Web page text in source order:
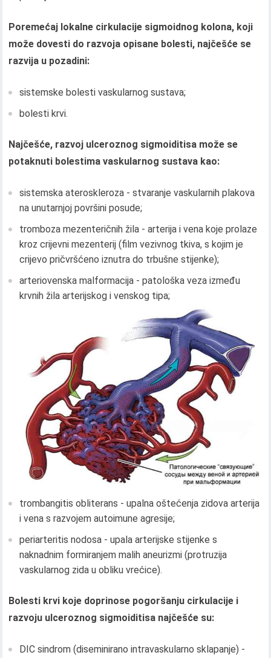
Poremećaj lokalne cirkulacije sigmoidnog kolona, ​​koji
može dovesti do razvoja opisane bolesti, najčešće se
razvija u pozadini:
sistemske bolesti vaskularnog sustava;
bolesti krvi.
Najčešće, razvoj ulceroznog sigmoiditisa može se
potaknuti bolestima vaskularnog sustava kao:
sistemska ateroskleroza - stvaranje vaskularnih plakova
na unutarnjoj površini posude;
tromboza mezenteričnih žila - arterija i vena koje prolaze
kroz crijevni mezenterij (film vezivnog tkiva, s kojim je
crijevo pričvršćeno iznutra do trbušne stijenke);
arteriovenska malformacija - patološka veza između
krvnih žila arterijskog i venskog tipa;
trombangitis obliterans - upalna oštećenja zidova arterija
i vena s razvojem autoimune agresije;
periarteritis nodosa - upala arterijske stijenke s
naknadnim formiranjem malih aneurizmi (protruzija
vaskularnog zida u obliku vrećice).
Bolesti krvi koje doprinose pogoršanju cirkulacije i
razvoju ulceroznog sigmoiditisa najčešće su:
DIC sindrom (diseminirano intravaskularno sklapanje) -